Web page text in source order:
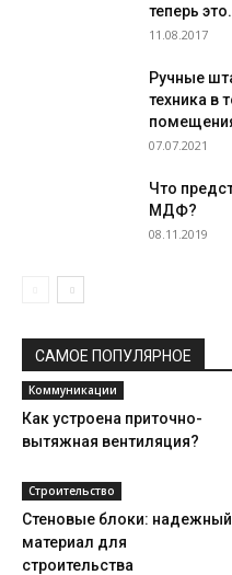
теперь
11.08.2017
Ручные
техника в
07.07.2021
Что
МДФ?
08.11.2019
САМОЕ ПОПУЛЯРНОЕ
Коммуникации
Как устроена приточно-
вытяжная вентиляция?
Строительство
Стеновые блоки: надежный
материал для
строительства